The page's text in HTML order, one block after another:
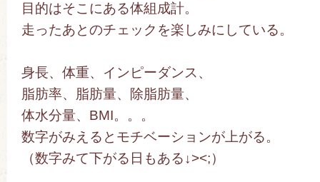
目的はそこにある体組成計。
走ったあとのチェックを楽しみにしている。
身長、体重、インピーダンス、
脂肪率、脂肪量、除脂肪量、
体水分量、BMI。。。
数字がみえるとモチベーションが上がる。
（数字みて下がる日もある↓><;）